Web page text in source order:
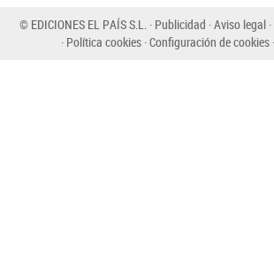
© EDICIONES EL PAÍS S.L. Publicidad Aviso legal
Política cookies Configuración de cookies